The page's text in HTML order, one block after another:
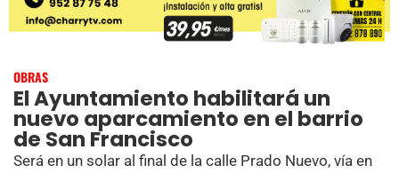
OBRAS
El Ayuntamiento habilitará un
nuevo aparcamiento en el barrio
de San Francisco
Será en un solar al final de la calle Prado Nuevo, vía en